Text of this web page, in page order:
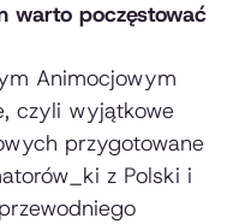
warto poczęstować
Animocjowym
czyli wyjątkowe
przygotowane
z Polski i